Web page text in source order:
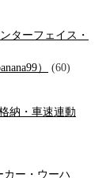
ターフェイス・
）
(60)
納・車速連動
カー・ウーハ